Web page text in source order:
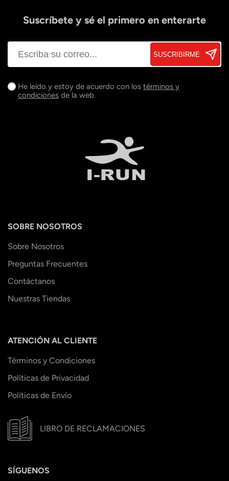
Suscríbete y sé el primero en enterarte
SUSCRIBIRME
He leído y estoy de acuerdo con los términos y
condiciones de la web.
SOBRE NOSOTROS
Sobre Nosotros
Preguntas Frecuentes
Contáctanos
Nuestras Tiendas
ATENCIÓN AL CLIENTE
Términos y Condiciones
Políticas de Privacidad
Políticas de Envío
LIBRO DE RECLAMACIONES
SÍGUENOS